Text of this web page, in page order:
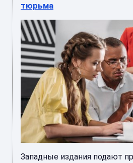
тюрьма
Западные издания подают